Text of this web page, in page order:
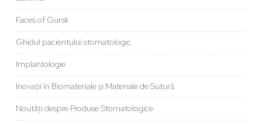
Faces of Gursk
Ghidul pacientului stomatologic
Implantologie
Inovații în Biomateriale și Materiale de Sutură
Noutăți despre Produse Stomatologice